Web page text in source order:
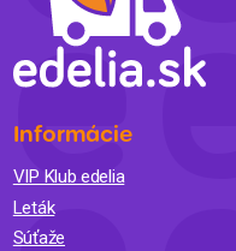
Informácie
VIP Klub edelia
Leták
Súťaže